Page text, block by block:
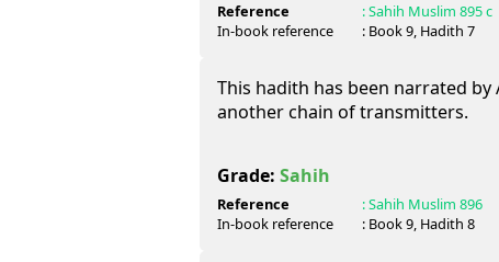
Reference :Sahih Muslim 895 c
In-book reference
: Book9, Hadith 7
This hadith has been narrated
another chain of transmitters.
Grade: Sahih
Reference :Sahih Muslim 896
In-book reference
: Book9, Hadith 8